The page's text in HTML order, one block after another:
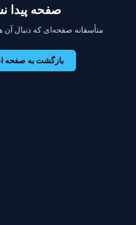
صفحه پیدا
متأسفانه صفحه‌ای که دنبال آن
بازگشت به صفحه